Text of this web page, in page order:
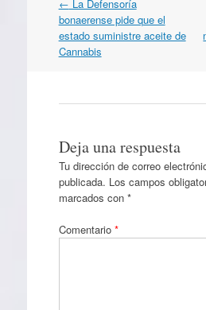
Navegación
por
artículos
← La Defensoría
bonaerense pide que el
estado suministre aceite de
Cannabis
Deja una respuesta
Tu dirección de correo
publicada. Los campos
marcados con *
Comentario *